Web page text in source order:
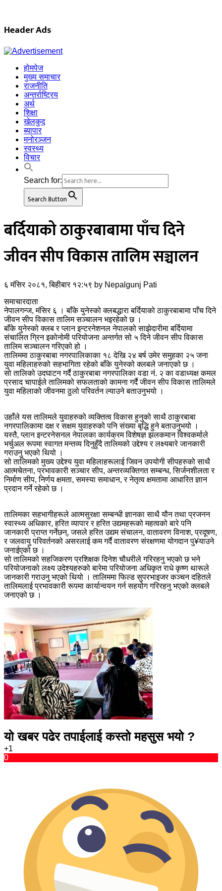
Header Ads
होमपेज
मुख्य समाचार
राजनीति
अन्तर्राष्ट्रिय
अर्थ
शिक्षा
खेलकुद
ब्यापार
मनोरञ्जन
स्वस्थ्य
विचार
Search for:
Search Button
बर्दियाको ठाकुरबाबामा पाँच दिने
जीवन सीप विकास तालिम सञ्चालन
६ मंसिर २०८१, बिहीबार १२:५९ by Nepalgunj Pati
समाचारदाता
नेपालगन्ज, मंसिर ६ । बाँके युनेस्को क्लबद्धारा बर्दियाको ठाकुरबाबामा पाँच दिने
जीवन सीप विकास तालिम सञ्चालन भइरहेको छ ।
बाँके युनेस्को क्लब र प्लान इन्टरनेशनल नेपालको साझेदारीमा बर्दियामा
संचालित ग्रिन इकोनोमी परियोजना अन्तर्गत सो ५ दिने जीवन सीप विकास
तालिम सञ्चालन गरिएको हो ।
तालिममा ठाकुरबाबा नगरपालिकाका १८ देखि २४ बर्ष उमेर समुहका २५ जना
युवा महिलाहरुको सहभागिता रहेको बाँके युनेस्को क्लबले जनाएको छ ।
सो तालिको उदघाटन गर्दै ठाकुरबाबा नगरपालिका वडा नं. २ का वडाध्यक्ष कमल
प्रसाद चापाईले तालिमको सफलताको कामना गर्दै जीवन सीप विकास तालिमले
युवा महिलाको जीवनमा ठुलो परिवर्तन ल्याउने बताउनुभयो ।
उहाँले यस तालिमले युवाहरुको व्यक्तित्व विकास हुनुको साथै ठाकुरबाबा
नगरपालिकामा दक्ष र सक्षम युवाहरुको पनि संख्या बृद्धि हुने बताउनुभयो ।
यस्तै, प्लान इन्टरनेसनल नेपालका कार्यक्रम विशेषज्ञ झलकमान विश्वकर्माले
भर्चुअल रूपमा स्वागत मन्तव्य दिनुहुँदै तालिमको उद्देश्य र लक्ष्यबारे जानकारी
गराउनु भएको थियो ।
सो तालिमको मुख्य उद्देश्य युवा महिलाहरूलाई जिवन उपयोगी सीपहरुको साथै
आत्मचेतना, प्रभावकारी सञ्चार सीप, अन्तरव्यक्तिगत सम्बन्ध, सिर्जनशीलता र
निर्माण सीप, निर्णय क्षमता, समस्या समाधान, र नेतृत्व क्षमतामा आधारित ज्ञान
प्रदान गर्ने रहेको छ ।
तालिमका सहभागीहरूले आत्मसुरक्षा सम्बन्धी ज्ञानका साथै यौन तथा प्रजनन
स्वास्थ्य अधिकार, हरित व्यापार र हरित उद्यमहरूको महत्वको बारे पनि
जानकारी प्राप्त गर्नेछन्, जसले हरित उद्यम संचालन, वातावरण विनाश, प्रदूषण,
र जलवायु परिवर्तनको असरलाई कम गर्दै वातावरण संरक्षणमा योगदान पु¥याउने
जनाईएको छ ।
सो तालिमको सहजिकरण प्रशिक्षक दिनेश चौधरीले गरिरहनु भएको छ भने
परियोजनाको लक्ष्य उदेश्यहरुको बारेमा परियोजना अधिकृत राधे कृष्ण थारूले
जानकारी गराउनु भएको थियो । तालिममा फिल्ड सुपरभाइजर कञ्चन दहितले
तालिमलाई प्रभावकारी रूपमा कार्यान्वयन गर्न सहयोग गरिरहनु भएको क्लबले
जनाएको छ ।
यो खबर पढेर तपाईलाई कस्तो महसुस भयो ?
+1
0